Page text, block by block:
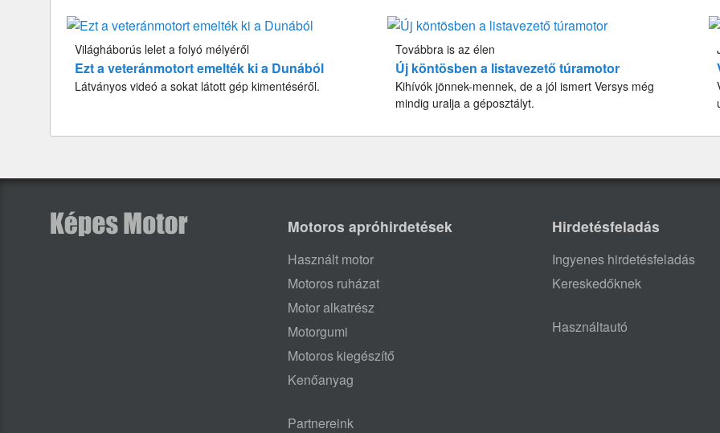
Világháborús lelet a folyó mélyéről
Ezt a veteránmotort emelték ki a Dunából
Látványos videó a sokat látott gép kimentéséről.
Továbbra is az élen
Új köntösben a listavezető túramotor
Kihívók jönnek-mennek, de a jól ismert Versys még
mindig uralja a géposztályt.
Motoros apróhirdetések
Használt motor
Motoros ruházat
Motor alkatrész
Motorgumi
Motoros kiegészítő
Kenőanyag
Partnereink
Hirdetésfeladás
Ingyenes hirdetésfeladás
Kereskedőknek
Használtautó